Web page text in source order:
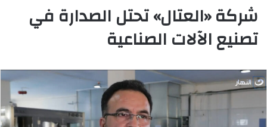
شركة «العتال» تحتل الصدارة في
تصنيع الآلات الصناعية